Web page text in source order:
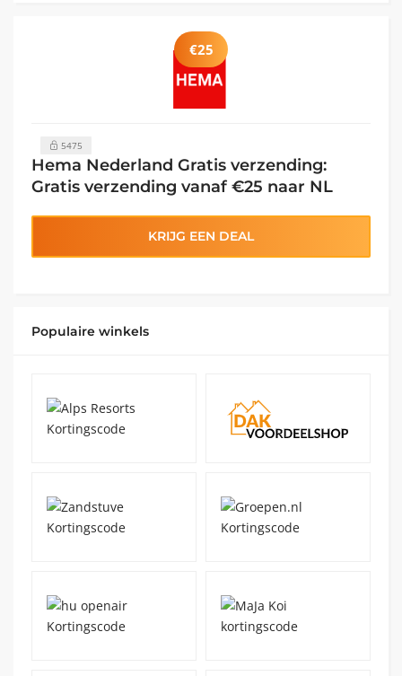
€25
5475
Hema Nederland Gratis verzending:
Gratis verzending vanaf €25 naar NL
KRIJG EEN DEAL
Populaire winkels